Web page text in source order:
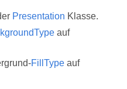
Presentation Klasse.
auf
FillType auf